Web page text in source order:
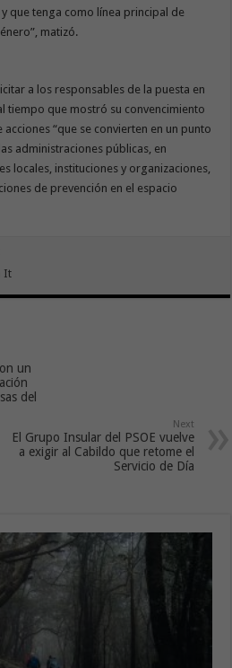
que tenga como línea principal de
matizó.
a los responsables de la puesta en
tiempo que mostró su convencimiento
“que se convierten en un punto
administraciones públicas, en
locales, instituciones y organizaciones,
de prevención en el espacio
un
del
Next
El Grupo Insular del PSOE vuelve
a exigir al Cabildo que retome el
Servicio de Día